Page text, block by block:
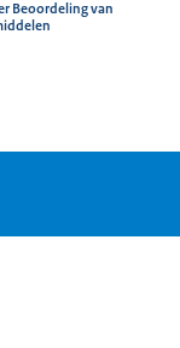
Beoordeling van